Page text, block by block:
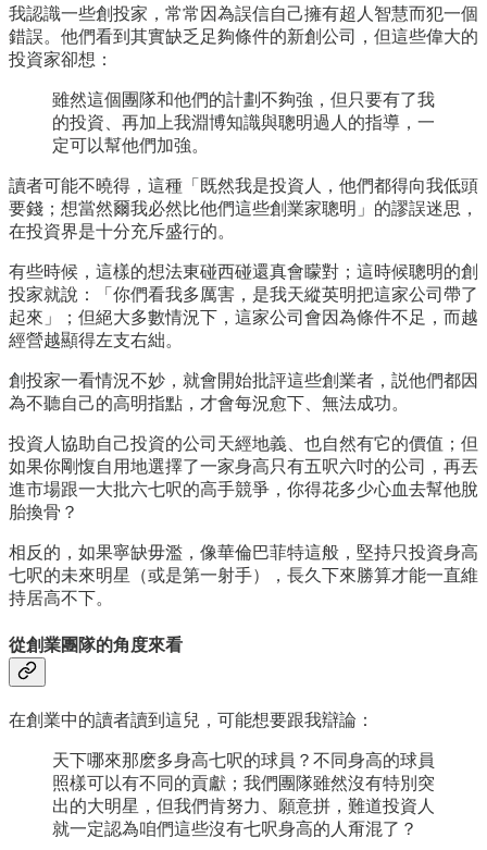
我認識一些創投家，常常因為誤信自己擁有超人智慧而犯一個
錯誤。他們看到其實缺乏足夠條件的新創公司，但這些偉大的
投資家卻想：
雖然這個團隊和他們的計劃不夠強，但只要有了我
的投資、再加上我淵博知識與聰明過人的指導，一
定可以幫他們加強。
讀者可能不曉得，這種「既然我是投資人，他們都得向我低頭
要錢；想當然爾我必然比他們這些創業家聰明」的謬誤迷思，
在投資界是十分充斥盛行的。
有些時候，這樣的想法東碰西碰還真會矇對；這時候聰明的創
投家就說：「你們看我多厲害，是我天縱英明把這家公司帶了
起來」；但絕大多數情況下，這家公司會因為條件不足，而越
經營越顯得左支右絀。
創投家一看情況不妙，就會開始批評這些創業者，説他們都因
為不聽自己的高明指點，才會每況愈下、無法成功。
投資人協助自己投資的公司天經地義、也自然有它的價值；但
如果你剛愎自用地選擇了一家身高只有五呎六吋的公司，再丟
進市場跟一大批六七呎的高手競爭，你得花多少心血去幫他脫
胎換骨？
相反的，如果寧缺毋濫，像華倫巴菲特這般，堅持只投資身高
七呎的未來明星（或是第一射手），長久下來勝算才能一直維
持居高不下。
從創業團隊的角度來看
在創業中的讀者讀到這兒，可能想要跟我辯論：
天下哪來那麽多身高七呎的球員？不同身高的球員
照樣可以有不同的貢獻；我們團隊雖然沒有特別突
出的大明星，但我們肯努力、願意拼，難道投資人
就一定認為咱們這些沒有七呎身高的人甭混了？